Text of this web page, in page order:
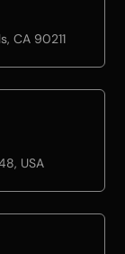
CA 90211
USA